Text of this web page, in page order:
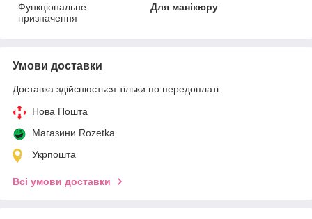
Функціональне
призначення
Для манікюру
Умови доставки
Доставка здійснюється тільки по передоплаті.
Нова Пошта
Магазини Rozetka
Укрпошта
Всі умови доставки